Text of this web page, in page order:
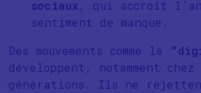
sociaux , qui accroît
sentiment de manque.
Des mouvements comme le
développent, notamment
générations. Ils ne